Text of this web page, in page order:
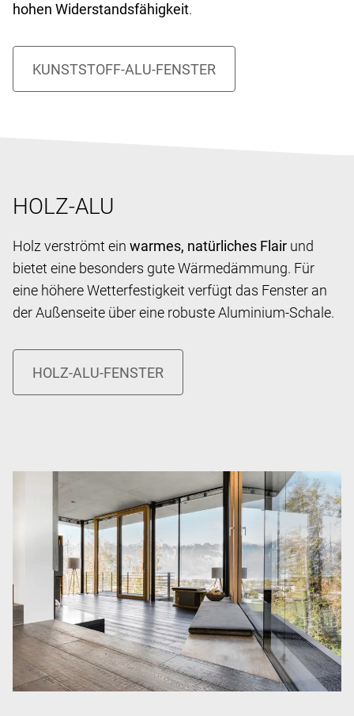
hohen Widerstandsfähigkeit.
HOLZ-ALU
Holz verströmt ein warmes, natürliches Flair und
bietet eine besonders gute Wärmedämmung. Für
eine höhere Wetterfestigkeit verfügt das Fenster an
der Außenseite über eine robuste Aluminium-Schale.